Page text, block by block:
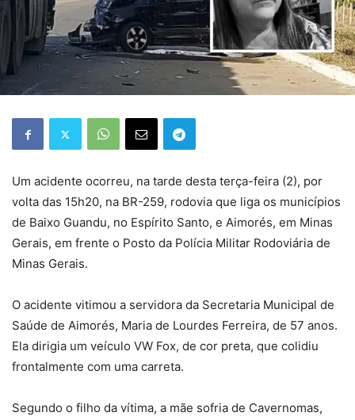
Um acidente ocorreu, na tarde desta terça-feira (2), por
volta das 15h20, na BR-259, rodovia que liga os municípios
de Baixo Guandu, no Espírito Santo, e Aimorés, em Minas
Gerais, em frente o Posto da Polícia Militar Rodoviária de
Minas Gerais.
O acidente vitimou a servidora da Secretaria Municipal de
Saúde de Aimorés, Maria de Lourdes Ferreira, de 57 anos.
Ela dirigia um veículo VW Fox, de cor preta, que colidiu
frontalmente com uma carreta.
Segundo o filho da vítima, a mãe sofria de Cavernomas,